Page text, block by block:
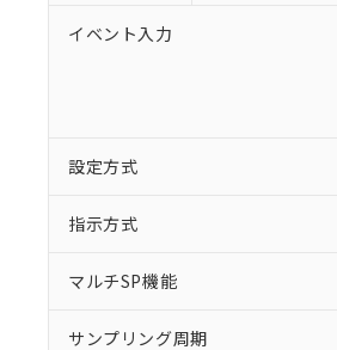
イベント入力
設定方式
指示方式
マルチSP機能
サンプリング周期